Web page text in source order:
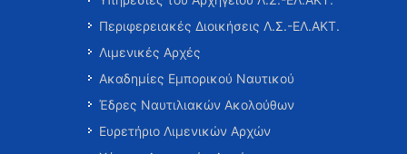
Περιφερειακές Διοικήσεις Λ.Σ.-ΕΛ.ΑΚΤ.
Λιμενικές Αρχές
Ακαδημίες Εμπορικού Ναυτικού
Έδρες Ναυτιλιακών Ακολούθων
Ευρετήριο Λιμενικών Αρχών